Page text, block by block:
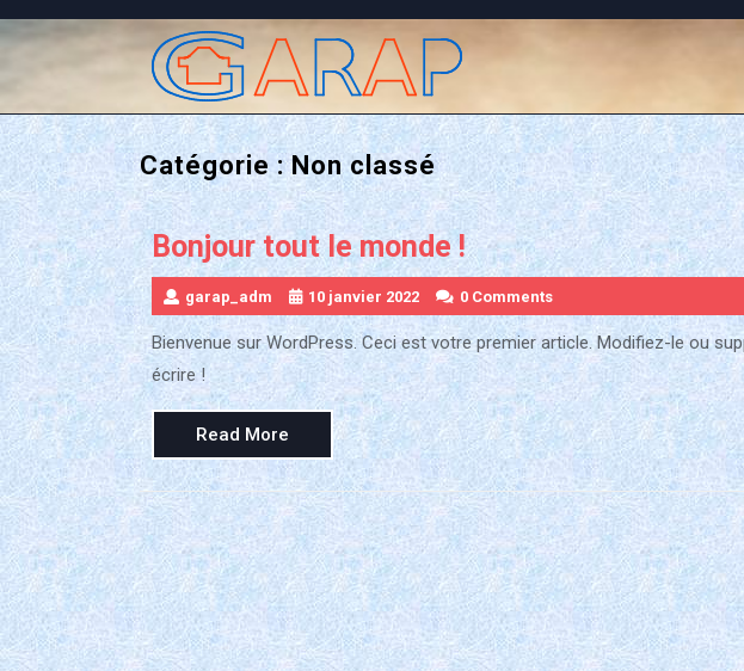
to
Catégorie :Non classé
Bonjour tout le monde !
garap_adm 10 janvier 2022 0 Comments
Bienvenue sur WordPress. Ceci est votre premier article. Modifiez-le ou
écrire !
Read More
More